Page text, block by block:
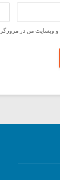
و وبسایت من در